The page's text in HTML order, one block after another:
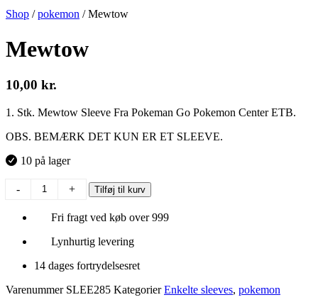
Shop /pokemon /Mewtow
Mewtow
10,00 kr.
1. Stk. Mewtow Sleeve Fra Pokeman Go Pokemon Center ETB.
OBS. BEMÆRK DET KUN ER ET SLEEVE.
10 på lager
-
Mewtow
+ Tilføj til kurv
Fri fragt ved køb over 999
Lynhurtig levering
14 dages fortrydelsesret
Varenummer SLEE285 Kategorier Enkelte sleeves, pokemon